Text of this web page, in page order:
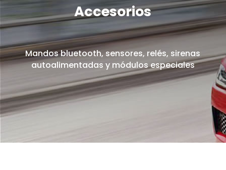
Accesorios
Mandos bluetooth, sensores, relés, sirenas
autoalimentadas y módulos especiales